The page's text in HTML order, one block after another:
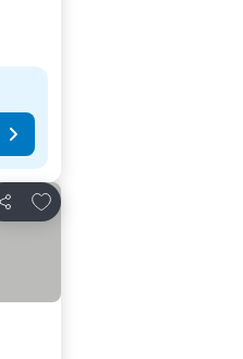
Paylaş
Favorilerime ekle